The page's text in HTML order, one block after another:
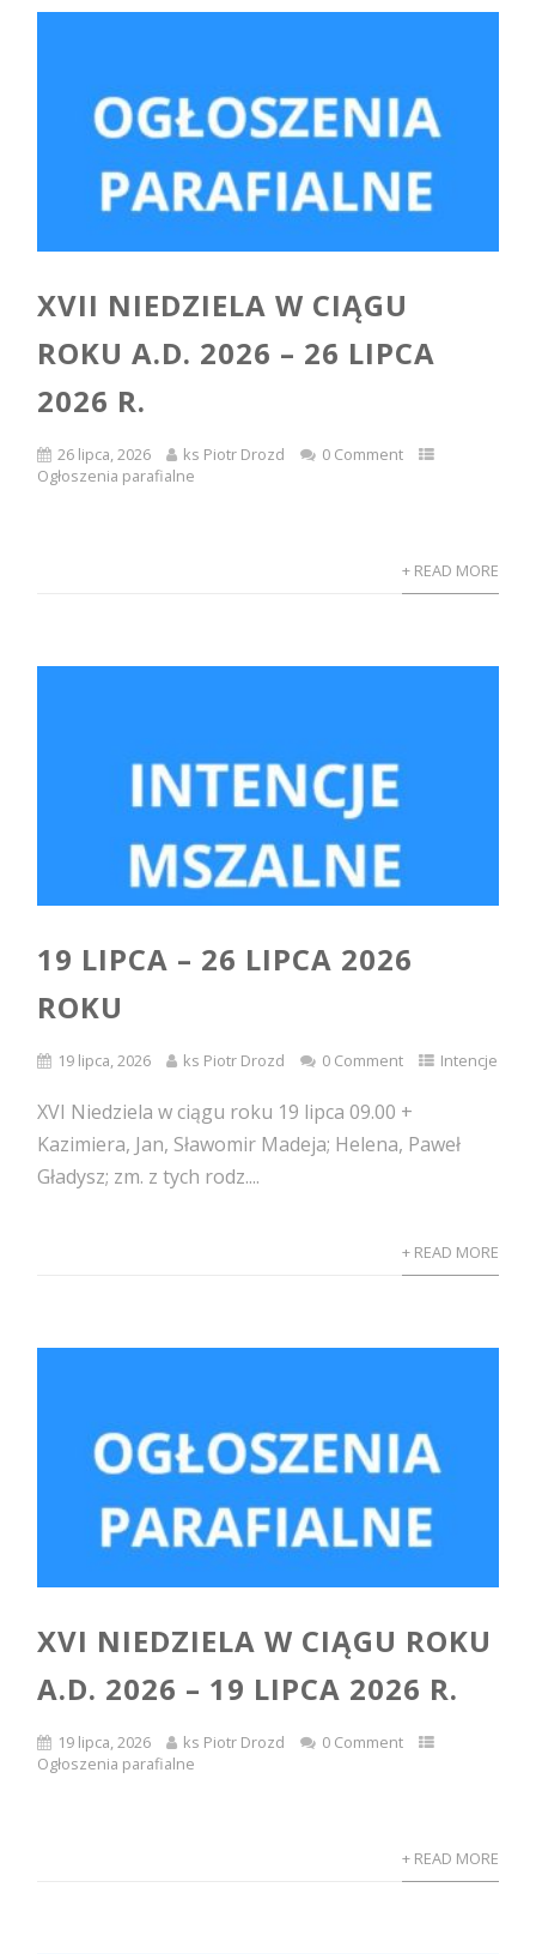
XVII NIEDZIELA W CIĄGU
ROKU A.D. 2026 – 26 LIPCA
2026 R.
26 lipca, 2026 ks Piotr Drozd
0 Comment
Ogłoszenia parafialne
+ READ MORE
19 LIPCA – 26 LIPCA 2026
ROKU
19 lipca, 2026 ks Piotr Drozd 0 Comment Intencje
XVI Niedziela w ciągu roku 19 lipca 09.00 +
Kazimiera, Jan, Sławomir Madeja; Helena, Paweł
Gładysz; zm. z tych rodz....
+ READ MORE
XVI NIEDZIELA W CIĄGU ROKU
A.D. 2026 – 19 LIPCA 2026 R.
19 lipca, 2026 ks Piotr Drozd
0 Comment
Ogłoszenia parafialne
+ READ MORE